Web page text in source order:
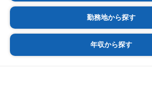
勤務地から探す
年収から探す